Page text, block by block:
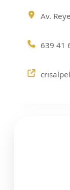
Av.
639 41